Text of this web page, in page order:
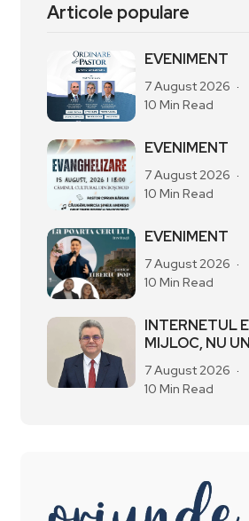
Articole populare
EVENIMENT
7 August 2026
10 Min Read
EVENIMENT
7 August 2026
10 Min Read
EVENIMENT
7 August 2026
10 Min Read
INTERNETUL
MIJLOC, NU
7 August 2026
10 Min Read